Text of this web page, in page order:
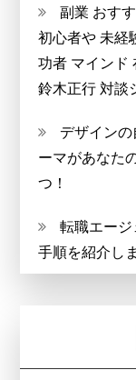
副業 おす
初心者や 未経
功者 マインド
鈴木正行 対談
デザイン
ーマがあなた
つ！
転職エー
手順を紹介し